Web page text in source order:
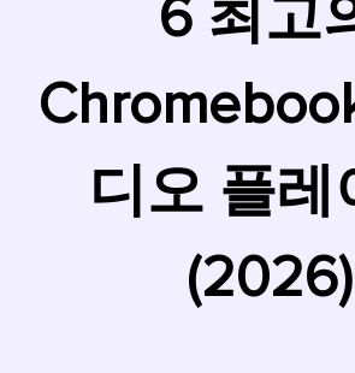
6 최고
디오 플레
(2026)